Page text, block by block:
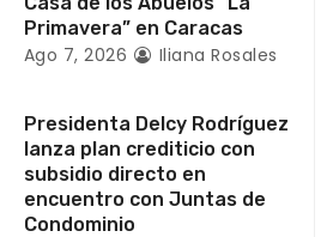
Primavera” en Caracas
Ago 7, 2026 Iliana Rosales
Presidenta Delcy Rodríguez
lanza plan crediticio con
subsidio directo en
encuentro con Juntas de
Condominio